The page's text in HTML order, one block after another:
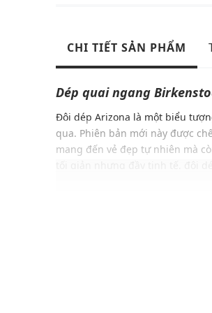
CHI TIẾT SẢN PHẨM
Dép quai ngang
Đôi dép Arizona là một biểu
qua. Phiên bản mới này được
mang đến vẻ đẹp tự nhiên mà